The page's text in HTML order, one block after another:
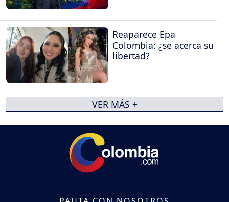
Reaparece Epa
Colombia: ¿se acerca su
libertad?
VER MÁS +